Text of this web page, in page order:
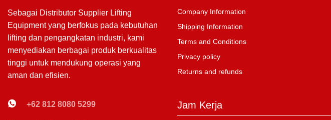
Sebagai Distributor Supplier Lifting
Equipment yang berfokus pada kebutuhan
lifting dan pengangkatan industri, kami
menyediakan berbagai produk berkualitas
tinggi untuk mendukung operasi yang
aman dan efisien.
+62 812 8080 5299
Company Information
Shipping Information
Terms and Conditions
Privacy policy
Returns and refunds
Jam Kerja